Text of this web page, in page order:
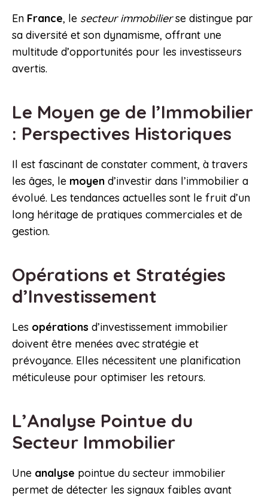
En France, le secteur immobilierse distingue par
sa diversité et son dynamisme, offrant une
multitude d’opportunités pour les investisseurs
avertis.
Le Moyen ge de l’Immobilier
: Perspectives Historiques
Il est fascinant de constater comment, à travers
les âges, le moyen d’investir dans l’immobilier a
évolué. Les tendances actuelles sont le fruit d’un
long héritage de pratiques commerciales et de
gestion.
Opérations et Stratégies
d’Investissement
Les opérations d’investissement immobilier
doivent être menées avec stratégie et
prévoyance. Elles nécessitent une planification
méticuleuse pour optimiser les retours.
L’Analyse Pointue du
Secteur Immobilier
Une analyse pointue du secteur immobilier
permet de détecter les signaux faibles avant